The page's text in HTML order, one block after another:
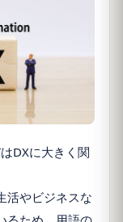
DXに大きく関
活やビジネスな